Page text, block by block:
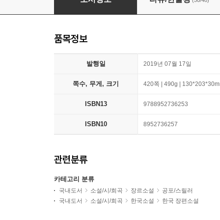
품목정보
발행일 2019년 07월 17일
쪽수, 무게, 크기 420쪽 | 490g |
ISBN13 9788952736253
ISBN10 8952736257
관련분류
카테고리 분류
국내도서 소설/시/희곡 장르소설
공포/스릴러
국내도서
소설/시/희곡 한국소설 한국 장편소설